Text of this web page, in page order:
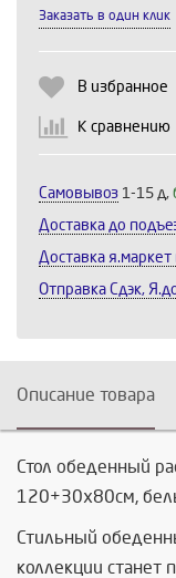
Заказать в один клик
В избранное
К сравнению
Самовывоз 1-15 д,
Доставка до
Доставка
Отправка Сдэк,
Описание товара
Стол обеденный
120+30х80см,
Стильный
коллекции